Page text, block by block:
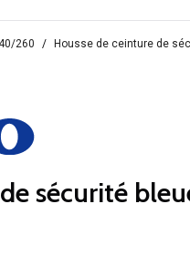
260 Housse de ceinture de
sécurité